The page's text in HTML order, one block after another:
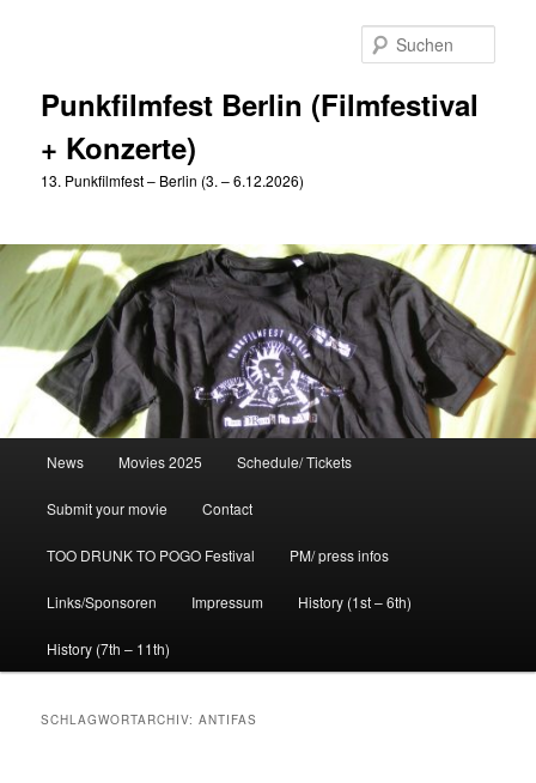
Punkfilmfest Berlin (Filmfestival
+ Konzerte)
13. Punkfilmfest – Berlin (3. – 6.12.2026)
News Movies 2025 Schedule/ Tickets
Submit your movie Contact
TOO DRUNK TO POGO Festival PM/ press infos
Links/Sponsoren Impressum History (1st – 6th)
History (7th – 11th)
SCHLAGWORTARCHIV:ANTIFAS